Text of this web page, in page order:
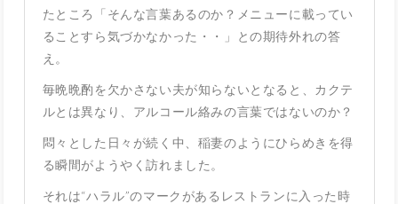
たところ「そんな言葉あるのか？メニューに載ってい
ることすら気づかなかった・・」との期待外れの答
え。
毎晩晩酌を欠かさない夫が知らないとなると、カクテ
ルとは異なり、アルコール絡みの言葉ではないのか？
悶々とした日々が続く中、稲妻のようにひらめきを得
る瞬間がようやく訪れました。
それは“ハラル”のマークがあるレストランに入った時